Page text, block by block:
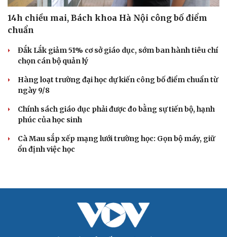
14h chiều mai, Bách khoa Hà Nội công bố điểm
chuẩn
Đắk Lắk giảm 51% cơ sở giáo dục, sớm ban hành tiêu chí
chọn cán bộ quản lý
Hàng loạt trường đại học dự kiến công bố điểm chuẩn từ
ngày 9/8
Chính sách giáo dục phải được đo bằng sự tiến bộ, hạnh
phúc của học sinh
Cà Mau sắp xếp mạng lưới trường học: Gọn bộ máy, giữ
ổn định việc học